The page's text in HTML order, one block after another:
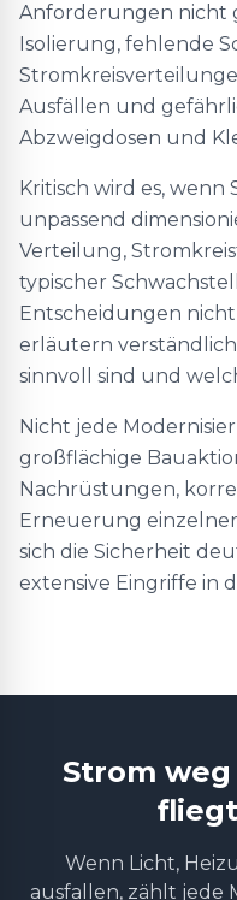
Anforderungen nicht
Isolierung, fehlende
Ausfällen und
Abzweigdosen und
Kritisch wird es,
unpassend
Verteilung,
typischer
Entscheidungen
erläutern
sinnvoll sind und
Nicht jede
großflächige
Nachrüstungen,
Erneuerung
sich die Sicherheit
extensive Eingriffe in
Strom
Wenn Licht,
ausfallen, zählt jede